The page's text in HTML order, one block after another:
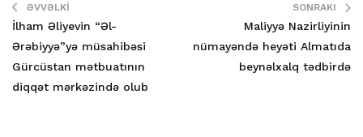
ƏVVƏLKI
İlham Əliyevin “Əl-
Ərəbiyyə”yə müsahibəsi
Gürcüstan mətbuatının
diqqət mərkəzində olub
SONRAKI
Maliyyə Nazirliyinin
nümayəndə heyəti Almatıda
beynəlxalq tədbirdə